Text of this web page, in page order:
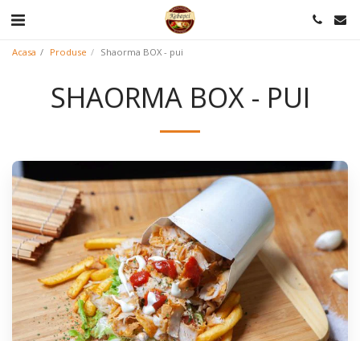
Acasa Produse Shaorma BOX - pui
SHAORMA BOX - PUI